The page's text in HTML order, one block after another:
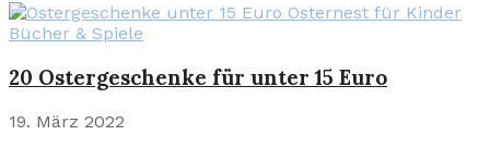
Bücher & Spiele
20 Ostergeschenke für unter 15 Euro
19. März 2022